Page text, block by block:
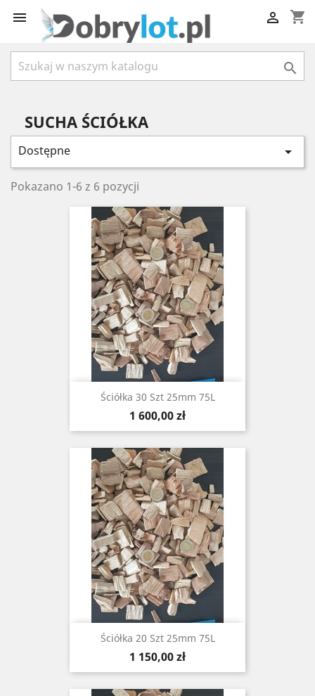
 shopping_cart


SUCHA ŚCIÓŁKA
Dostępne 
Pokazano 1-6 z 6 pozycji
Ściółka 30 Szt 25mm 75L
Cena
1 600,00 zł
Ściółka 20 Szt 25mm 75L
Cena
1 150,00 zł